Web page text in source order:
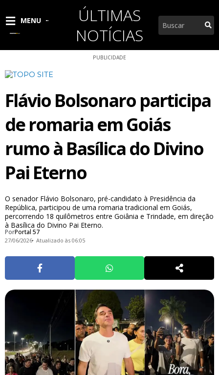
MENU
ÚLTIMAS
NOTÍCIAS
Pesquisar
PUBLICIDADE
Flávio Bolsonaro participa
de romaria em Goiás
rumo à Basílica do Divino
Pai Eterno
O senador Flávio Bolsonaro, pré-candidato à Presidência da
República, participou de uma romaria tradicional em Goiás,
percorrendo 18 quilômetros entre Goiânia e Trindade, em direção
à Basílica do Divino Pai Eterno.
PorPortal 57
27/06/2026 Atualizado às 06:05